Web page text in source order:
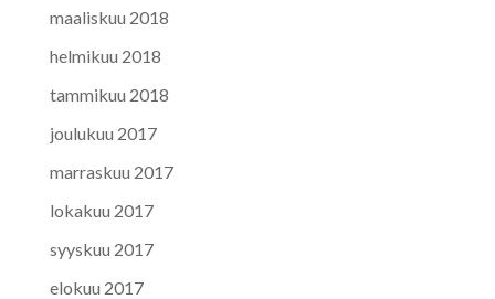
maaliskuu 2018
helmikuu 2018
tammikuu 2018
joulukuu 2017
marraskuu 2017
lokakuu 2017
syyskuu 2017
elokuu 2017